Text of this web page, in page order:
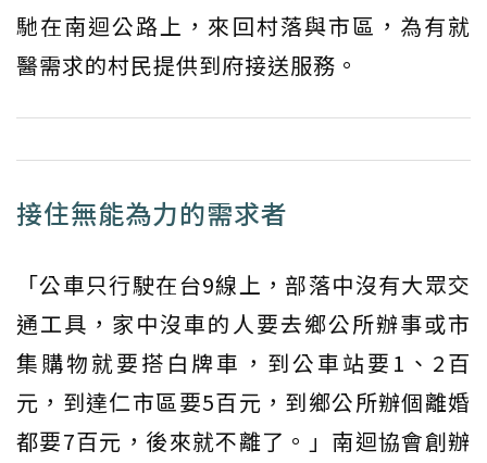
馳在南迴公路上，來回村落與市區，為有就
醫需求的村民提供到府接送服務。
接住無能為力的需求者
「公車只行駛在台9線上，部落中沒有大眾交
通工具，家中沒車的人要去鄉公所辦事或市
集購物就要搭白牌車，到公車站要1、2百
元，到達仁市區要5百元，到鄉公所辦個離婚
都要7百元，後來就不離了。」南迴協會創辦